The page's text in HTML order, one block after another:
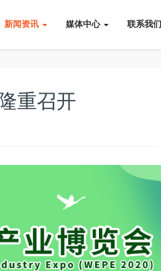
新闻资讯 媒体中心 联系我们
重召开